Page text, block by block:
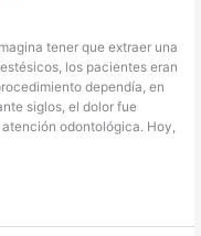
tener que extraer una
los pacientes eran
dependía, en
siglos, el dolor fue
odontológica. Hoy,